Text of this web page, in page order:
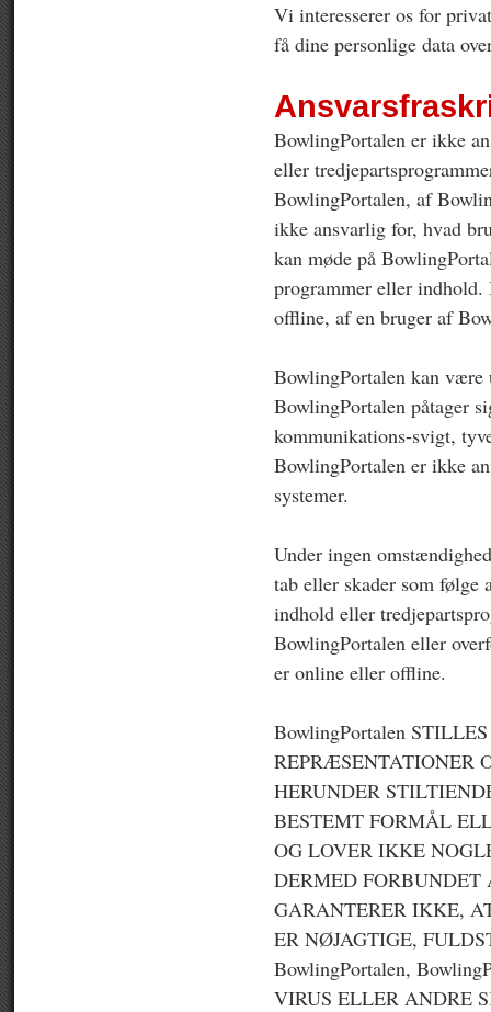
Vi interesserer os for
få dine personlige data
BowlingPortalen er ikke
eller
BowlingPortalen, af
ikke ansvarlig for, hvad
kan møde på
programmer eller
offline, af en bruger af
BowlingPortalen kan
BowlingPortalen påtager
kommunikations-svigt,
BowlingPortalen er ikke
systemer.
Under ingen
tab eller skader som følge
indhold eller
BowlingPortalen eller
er online eller offline.
BowlingPortalen
REPRÆSENTATIONER
HERUNDER
BESTEMT FORMÅL
OG LOVER IKKE
DERMED
GARANTERER IKKE,
ER NØJAGTIGE,
BowlingPortalen,
VIRUS ELLER ANDRE